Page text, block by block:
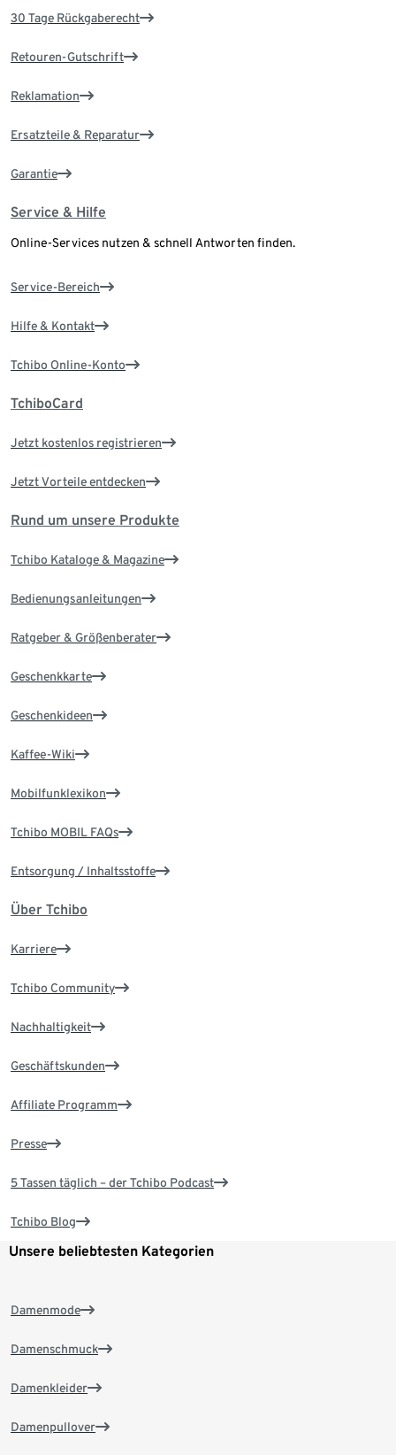
30 Tage Rückgaberecht
Retouren-Gutschrift
Reklamation
Ersatzteile & Reparatur
Garantie
Service & Hilfe
Online-Services nutzen & schnell Antworten finden.
Service-Bereich
Hilfe & Kontakt
Tchibo Online-Konto
TchiboCard
Jetzt kostenlos registrieren
Jetzt Vorteile entdecken
Rund um unsere Produkte
Tchibo Kataloge & Magazine
Bedienungsanleitungen
Ratgeber & Größenberater
Geschenkkarte
Geschenkideen
Kaffee-Wiki
Mobilfunklexikon
Tchibo MOBIL FAQs
Entsorgung / Inhaltsstoffe
Über Tchibo
Karriere
Tchibo Community
Nachhaltigkeit
Geschäftskunden
Affiliate Programm
Presse
5 Tassen täglich – der Tchibo Podcast
Tchibo Blog
Unsere beliebtesten Kategorien
Damenmode
Damenschmuck
Damenkleider
Damenpullover